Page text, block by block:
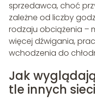
sprzedawca, choć
zależne od liczby
rodzaju obciążenia –
więcej dźwigania,
wchodzenia do
Jak
tle innych